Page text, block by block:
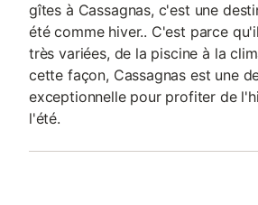
gîtes à Cassagnas, c'est une
été comme hiver.. C'est parce
très variées, de la piscine à la
cette façon, Cassagnas est une
exceptionnelle pour profiter de
l'été.